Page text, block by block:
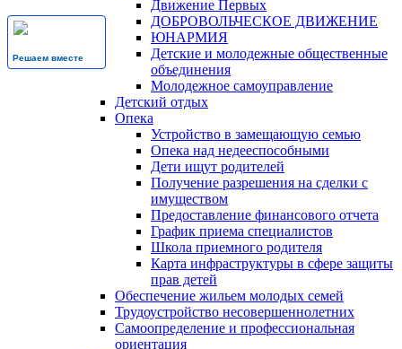
Решаем вместе
Движение Первых
ДОБРОВОЛЬЧЕСКОЕ ДВИЖЕНИЕ
ЮНАРМИЯ
Детские и молодежные общественные
объединения
Молодежное самоуправление
Детский отдых
Опека
Устройство в замещающую семью
Опека над недееспособными
Дети ищут родителей
Получение разрешения на сделки с
имуществом
Предоставление финансового отчета
График приема специалистов
Школа приемного родителя
Карта инфраструктуры в сфере защиты
прав детей
Обеспечение жильем молодых семей
Трудоустройство несовершеннолетних
Самоопределение и профессиональная
ориентация